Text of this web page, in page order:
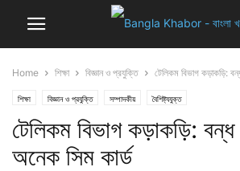
Home শিক্ষা বিজ্ঞান ও প্রযুক্তি টেলিকম বিভাগ কড়াকড়ি:
শিক্ষা বিজ্ঞান ও প্রযুক্তি সম্পাদকীয় বৈশিষ্ট্যযুক্ত
টেলিকম বিভাগ কড়াকড়ি:
অনেক সিম কার্ড